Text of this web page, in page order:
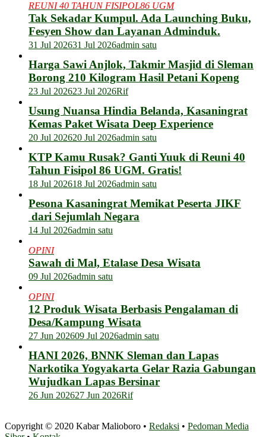
REUNI 40 TAHUN FISIPOL86 UGM
Tak Sekadar Kumpul. Ada Launching Buku,
Fesyen Show dan Layanan Adminduk.
31 Jul 202631 Jul 2026admin satu
Harga Sawi Anjlok, Takmir Masjid di Sleman
Borong 210 Kilogram Hasil Petani Kopeng
23 Jul 202623 Jul 2026Rif
Usung Nuansa Hindia Belanda, Kasaningrat
Kemas Paket Wisata Deep Experience
20 Jul 202620 Jul 2026admin satu
KTP Kamu Rusak? Ganti Yuuk di Reuni 40
Tahun Fisipol 86 UGM. Gratis!
18 Jul 202618 Jul 2026admin satu
Pesona Kasaningrat Memikat Peserta JIKF
dari Sejumlah Negara
14 Jul 2026admin satu
OPINI
Sawah di Mal, Etalase Desa Wisata
09 Jul 2026admin satu
OPINI
12 Produk Wisata Berbasis Pengalaman di
Desa/Kampung Wisata
27 Jun 202609 Jul 2026admin satu
HANI 2026, BNNK Sleman dan Lapas
Narkotika Yogyakarta Gelar Razia Gabungan
Wujudkan Lapas Bersinar
26 Jun 202627 Jun 2026Rif
Copyright © 2020 Kabar Malioboro • Redaksi • Pedoman Media